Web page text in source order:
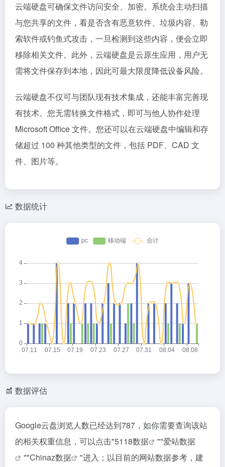
云端硬盘可确保文件访问安全、加密。系统会主动扫描
与您共享的文件，看是否含有恶意软件、垃圾内容、勒
索软件或钓鱼式攻击，一旦检测到这些内容，便会立即
移除相关文件。此外，云端硬盘是云原生应用，用户无
需将文件保存到本地，因此可最大限度降低设备风险。
云端硬盘不仅可与团队现有技术集成，还能丰富完善现
有技术。您无需转换文件格式，即可与他人协作处理
Microsoft Office 文件。您还可以在云端硬盘中编辑和存
储超过 100 种其他类型的文件，包括 PDF、CAD 文
件、图片等。
数据统计
数据评估
Google云盘浏览人数已经达到787，如你需要查询该站
的相关权重信息，可以点击"5118数据 ""爱站数据
""Chinaz数据
"进入；以目前的网站数据参考，建